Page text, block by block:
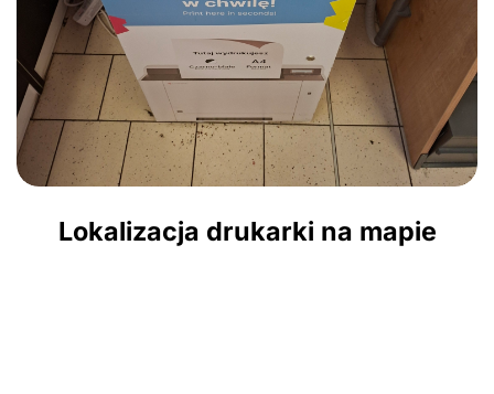
Lokalizacja drukarki na mapie